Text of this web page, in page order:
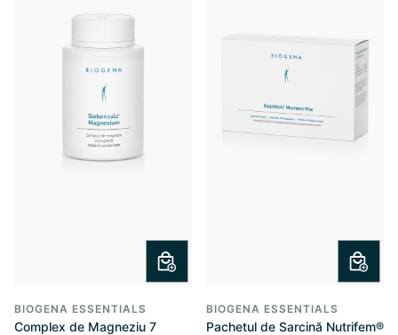
BIOGENA ESSENTIALS
Complex de Magneziu 7
BIOGENA ESSENTIALS
Pachetul de Sarcină Nutrifem®